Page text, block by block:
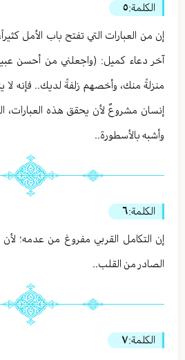
الكلمة:٥
إن من العبارات التي تفتح باب الأمل
آخر دعاء كميل: (واجعلني من أحسن
منزلةً منك، وأخصهم زلفةً لديك.. فإنه
إنسان مشروعٌ لأن يحقق هذه العبارات،
وأشبه بالأسطورة..
الكلمة:٦
إن التكامل القربي مفروغ من عدمه؛
الصادر من القلب..
الكلمة:٧